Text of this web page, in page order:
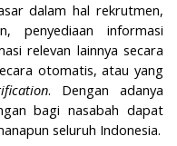
dalam hal rekrutmen,
penyediaan informasi
relevan lainnya secara
otomatis, atau yang
. Dengan adanya
bagi nasabah dapat
seluruh Indonesia.